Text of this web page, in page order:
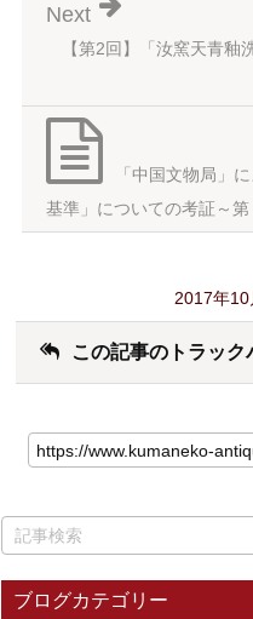
【第2回】「汝窯天青釉
Next
「中国文物局」
基準」についての考証～第
2017年
この記事のトラッ
ブログカテゴリー